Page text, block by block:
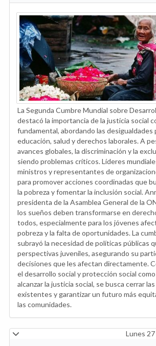
La Segunda Cumbre Mundial sobre
destacó la importancia de la justicia social
fundamental, abordando las
educación, salud y derechos laborales. A
avances globales, la discriminación y la
siendo problemas críticos. Líderes
ministros y representantes de
para promover acciones coordinadas que
la pobreza y fomentar la inclusión social.
presidenta de la Asamblea General de la
los sueños deben transformarse en
todos, especialmente para los jóvenes
pobreza y la falta de oportunidades. La
subrayó la necesidad de políticas públicas
perspectivas juveniles, asegurando su
decisiones que les afectan directamente.
el desarrollo social y protección social
alcanzar la justicia social, se busca cerrar
existentes y garantizar un futuro más
las comunidades.
Lunes